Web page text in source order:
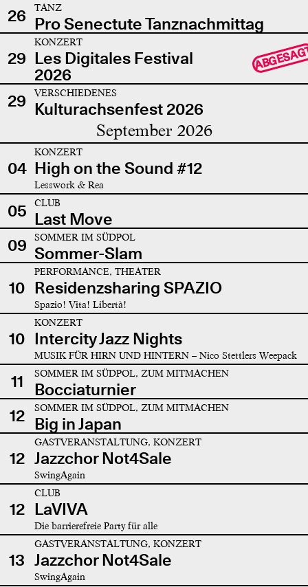
26
TANZ
Pro Senectute Tanznachmittag
29
KONZERT
Les Digitales Festival
2026
29 VERSCHIEDENES
Kulturachsenfest 2026
September 2026
04
KONZERT
High on the Sound #12
Lesswork & Rea
05 CLUB
Last Move
09
SOMMER IM SÜDPOL
Sommer-Slam
10
PERFORMANCE, THEATER
Residenzsharing SPAZIO
Spazio! Vita! Libertà!
10
KONZERT
Intercity Jazz Nights
MUSIK FÜR HIRN UND HINTERN – Nico Stettlers Weepack
11 SOMMER IM SÜDPOL, ZUM MITMACHEN
Bocciaturnier
12
SOMMER IM SÜDPOL, ZUM MITMACHEN
Big in Japan
12
GASTVERANSTALTUNG, KONZERT
Jazzchor Not4Sale
SwingAgain
12
CLUB
LaVIVA
Die barrierefreie Party für alle
13
GASTVERANSTALTUNG, KONZERT
Jazzchor Not4Sale
SwingAgain